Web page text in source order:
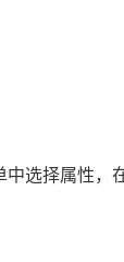
中选择属性，